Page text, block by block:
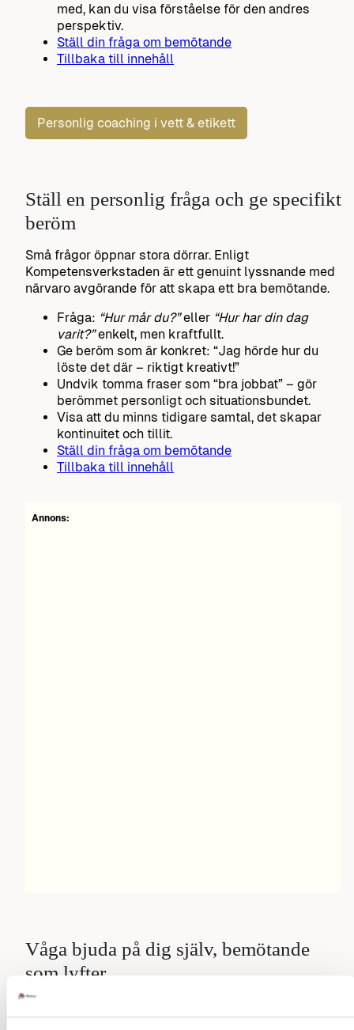
med, kan du visa förståelse för den andres
perspektiv.
Ställ din fråga om bemötande
Tillbaka till innehåll
Personlig coaching i vett & etikett
Ställ en personlig fråga och ge specifikt
beröm
Små frågor öppnar stora dörrar. Enligt
Kompetensverkstaden är ett genuint lyssnande med
närvaro avgörande för att skapa ett bra bemötande.
Fråga: “Hur mår du?”eller “Hur har din dag
varit?”enkelt, men kraftfullt.
Ge beröm som är konkret: “Jag hörde hur du
löste det där – riktigt kreativt!”
Undvik tomma fraser som “bra jobbat” – gör
berömmet personligt och situationsbundet.
Visa att du minns tidigare samtal, det skapar
kontinuitet och tillit.
Ställ din fråga om bemötande
Tillbaka till innehåll
Annons:
Våga bjuda på dig själv, bemötande
som lyfter
skratta åt dina egna misstag och erkänna att du inte